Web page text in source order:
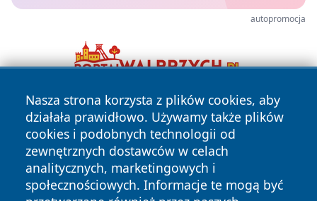
autopromocja
Nasza strona korzysta z plików cookies, aby
działała prawidłowo. Używamy także plików
cookies i podobnych technologii od
zewnętrznych dostawców w celach
analitycznych, marketingowych i
społecznościowych. Informacje te mogą być
Copyright © 2026 wrotazabrza.pl Wszystkie prawa